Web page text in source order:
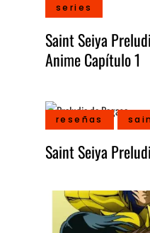
series
Saint Seiya
Anime Capítulo 1
reseñas
Saint Seiya